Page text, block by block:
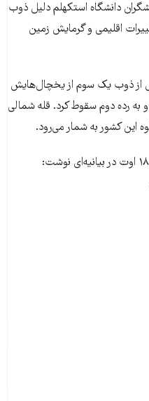
دانشگاه استکهلم دلیل ذوب
اقلیمی و گرمایش زمین
پس از ذوب یک سوم از یخچال‌هایش
و به رده دوم سقوط کرد. قله شمالی
این کشور به شمار می‌رود.